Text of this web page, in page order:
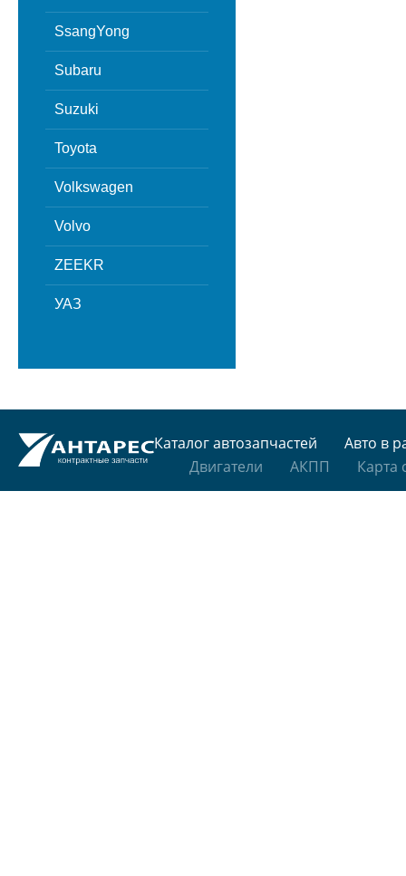
SsangYong
Subaru
Suzuki
Toyota
Volkswagen
Volvo
ZEEKR
УАЗ
Каталог автозапчастей
Авто в
Двигатели
АКПП Карта